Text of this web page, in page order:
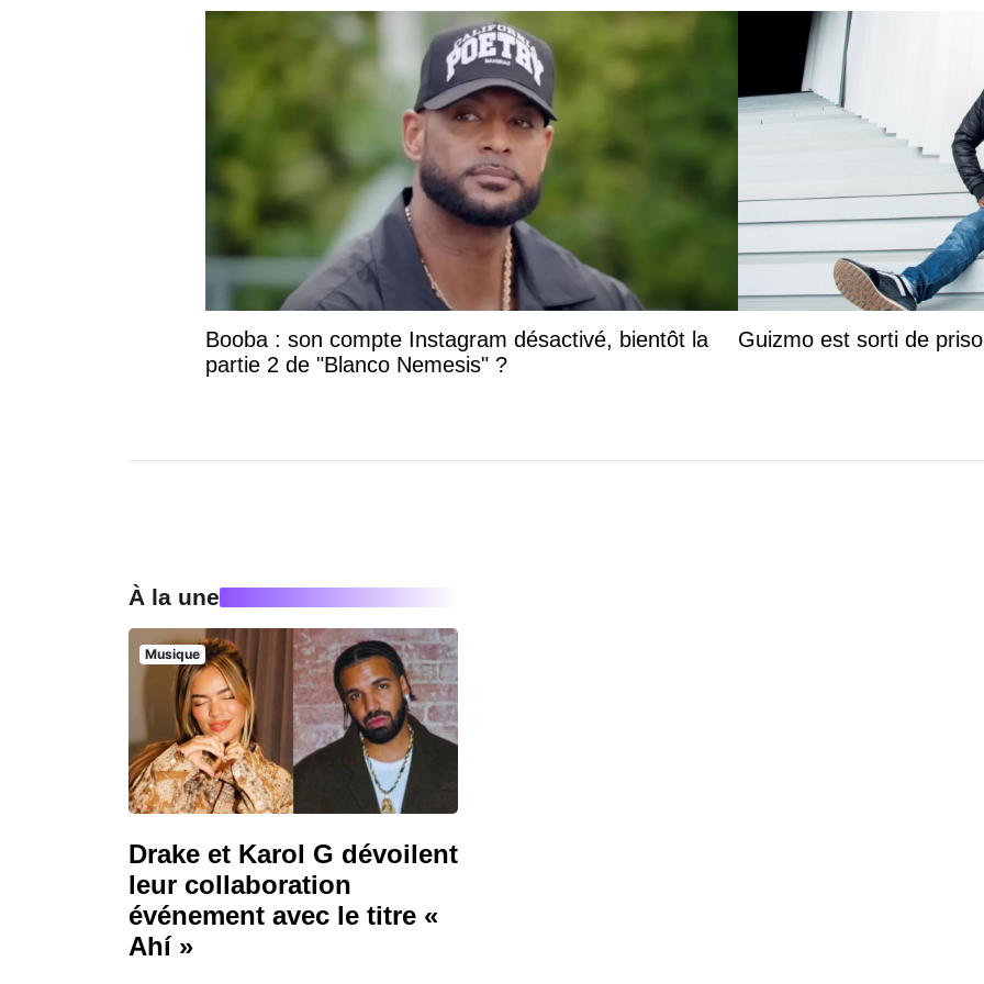
Booba : son compte Instagram désactivé, bientôt la
partie 2 de "Blanco Nemesis" ?
Guizmo est sorti de
À la une
Musique
Drake et Karol G dévoilent
leur collaboration
événement avec le titre «
Ahí »